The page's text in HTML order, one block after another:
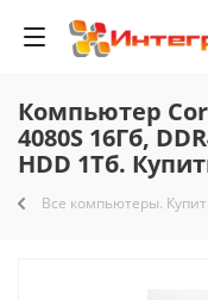
Компьютер
4080S 16Гб,
HDD 1Тб.
Все компьютеры.